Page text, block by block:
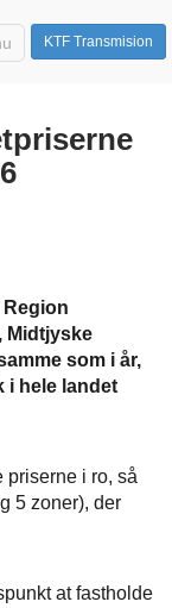
KTF Transmision
Midtjyske
som i år,
i hele landet
priserne i ro, så
5 zoner), der
at fastholde